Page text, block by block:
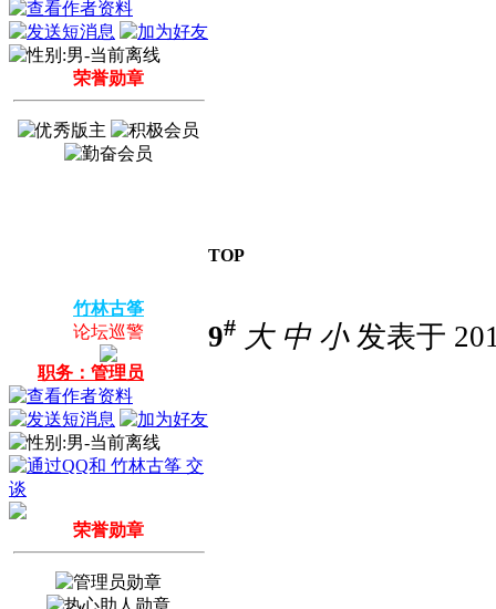
荣誉勋章
TOP
竹林古筝
论坛巡警
职务：管理员
荣誉勋章
9# 大 中 小发表于